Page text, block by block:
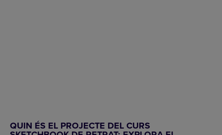
QUIN ÉS EL PROJECTE DEL CURS